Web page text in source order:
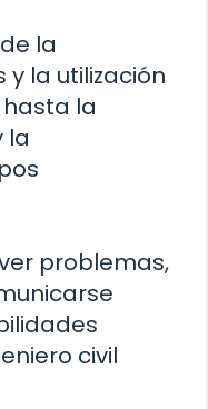
la
la utilización
la
la
problemas,
civil